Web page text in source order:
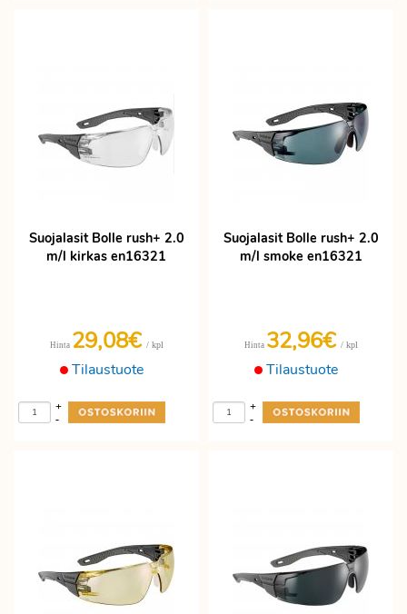
Suojalasit Bolle rush+ 2.0
m/l kirkas en16321
Tilaustuote
Hinta 29,08€ / kpl
-
+
Suojalasit Bolle rush+ 2.0
m/l smoke en16321
Tilaustuote
Hinta 32,96€ / kpl
-
+